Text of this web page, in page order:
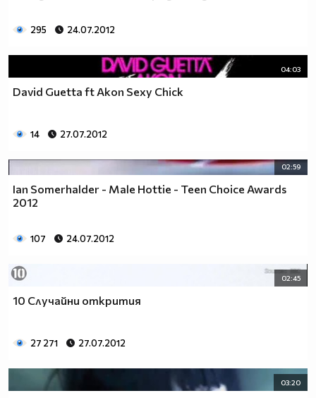
295 24.07.2012
04:03
David Guetta ft Akon Sexy Chick
14 27.07.2012
02:59
Ian Somerhalder - Male Hottie - Teen Choice Awards
2012
107 24.07.2012
02:45
10 Случайни открития
27 271 27.07.2012
03:20